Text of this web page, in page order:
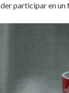
participar en